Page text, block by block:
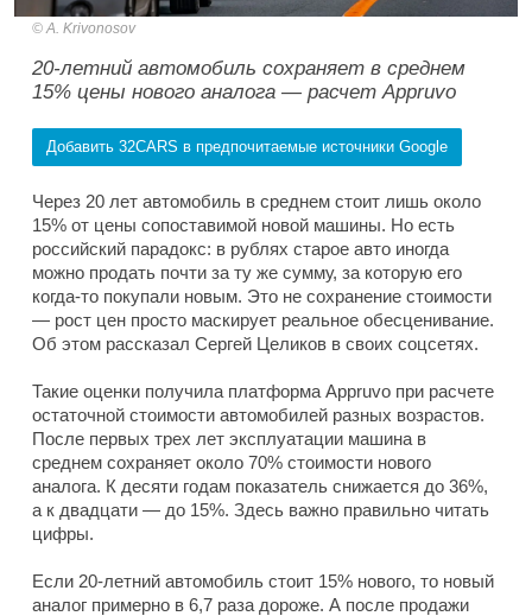
A. Krivonosov
20-летний автомобиль сохраняет в среднем
15% цены нового аналога — расчет Appruvo
Добавить 32CARS в предпочитаемые источники Google
Через 20 лет автомобиль в среднем стоит лишь около
15% от цены сопоставимой новой машины. Но есть
российский парадокс: в рублях старое авто иногда
можно продать почти за ту же сумму, за которую его
когда-то покупали новым. Это не сохранение стоимости
— рост цен просто маскирует реальное обесценивание.
Об этом рассказал Сергей Целиков в своих соцсетях.
Такие оценки получила платформа Appruvo при расчете
остаточной стоимости автомобилей разных возрастов.
После первых трех лет эксплуатации машина в
среднем сохраняет около 70% стоимости нового
аналога. К десяти годам показатель снижается до 36%,
а к двадцати — до 15%. Здесь важно правильно читать
цифры.
Если 20-летний автомобиль стоит 15% нового, то новый
аналог примерно в 6,7 раза дороже. А после продажи